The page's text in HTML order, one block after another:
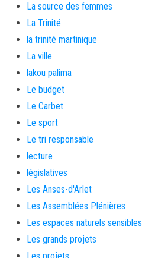
La source des femmes
La Trinité
la trinité martinique
La ville
lakou palima
Le budget
Le Carbet
Le sport
Le tri responsable
lecture
législatives
Les Anses-d'Arlet
Les Assemblées Plénières
Les espaces naturels sensibles
Les grands projets